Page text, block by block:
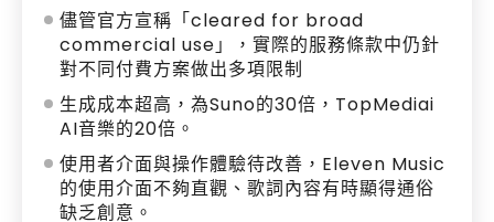
儘管官方宣稱「cleared for broad
commercial use」，實際的服務條款中仍針
對不同付費方案做出多項限制
生成成本超高，為Suno的30倍，TopMediai
AI音樂的20倍。
使用者介面與操作體驗待改善，Eleven Music
的使用介面不夠直觀、歌詞內容有時顯得通俗
缺乏創意。